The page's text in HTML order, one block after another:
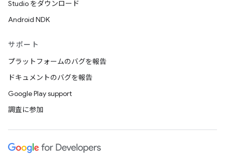
Studio をダウンロード
Android NDK
サポート
プラットフォームのバグを報告
ドキュメントのバグを報告
Google Play support
調査に参加